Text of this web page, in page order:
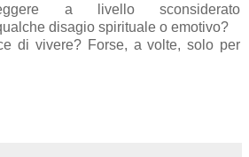
a livello sconsiderato
disagio spirituale o emotivo?
di vivere? Forse, a volte, solo per